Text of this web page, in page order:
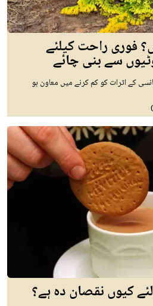
فوری راحت کیلئے
کے اثرات کو کم کرنے میں معاون ہو
کیوں نقصان دہ ہے؟